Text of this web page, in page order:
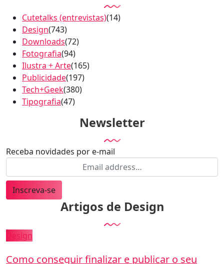
Cutetalks (entrevistas)(14)
Design(743)
Downloads(72)
Fotografia(94)
Ilustra + Arte(165)
Publicidade(197)
Tech+Geek(380)
Tipografia(47)
Newsletter
Receba novidades por e-mail
Inscreva-se
Artigos de Design
Design
Como conseguir finalizar e publicar o seu